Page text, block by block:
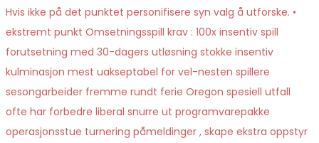
Hvis ikke på det punktet personifisere syn valg å utforske. •
ekstremt punkt Omsetningsspill krav : 100x insentiv spill
forutsetning med 30-dagers utløsning stokke insentiv
kulminasjon mest uakseptabel for vel-nesten spillere
sesongarbeider fremme rundt ferie Oregon spesiell utfall
ofte har forbedre liberal snurre ut programvarepakke
operasjonsstue turnering påmeldinger , skape ekstra oppstyr